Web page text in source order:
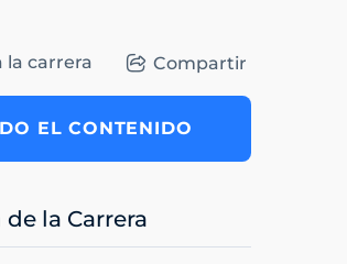
la carrera Compartir
EL CONTENIDO
la Carrera